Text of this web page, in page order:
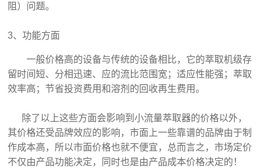
阻）问题。
3、功能方面
一般价格高的设备与传统的设备相比，它的萃取机级存
留时间短、分相迅速、应的流比范围宽；适应性能强；萃取
效率高；节省投资费用和溶剂的回收再生费用。
除了以上这些方面会影响到小流量萃取器的价格以外，
其价格还受品牌效应的影响，市面上一些靠谱的品牌由于制
作成本高，所以市面价格也就不便宜，总而言之，市场定价
不仅由产品功能决定，同时也是由产品成本价格决定的！